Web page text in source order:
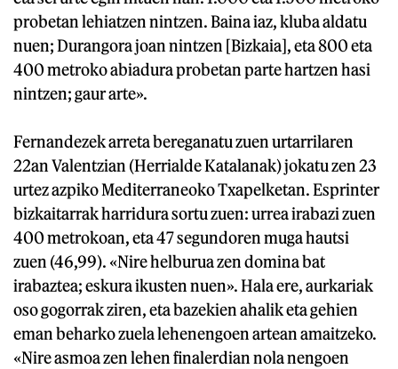
probetan lehiatzen nintzen. Baina iaz, kluba aldatu
nuen; Durangora joan nintzen [Bizkaia], eta 800 eta
400 metroko abiadura probetan parte hartzen hasi
nintzen; gaur arte».
Fernandezek arreta bereganatu zuen urtarrilaren
22an Valentzian (Herrialde Katalanak) jokatu zen 23
urtez azpiko Mediterraneoko Txapelketan. Esprinter
bizkaitarrak harridura sortu zuen: urrea irabazi zuen
400 metrokoan, eta 47 segundoren muga hautsi
zuen (46,99). «Nire helburua zen domina bat
irabaztea; eskura ikusten nuen». Hala ere, aurkariak
oso gogorrak ziren, eta bazekien ahalik eta gehien
eman beharko zuela lehenengoen artean amaitzeko.
«Nire asmoa zen lehen finalerdian nola nengoen